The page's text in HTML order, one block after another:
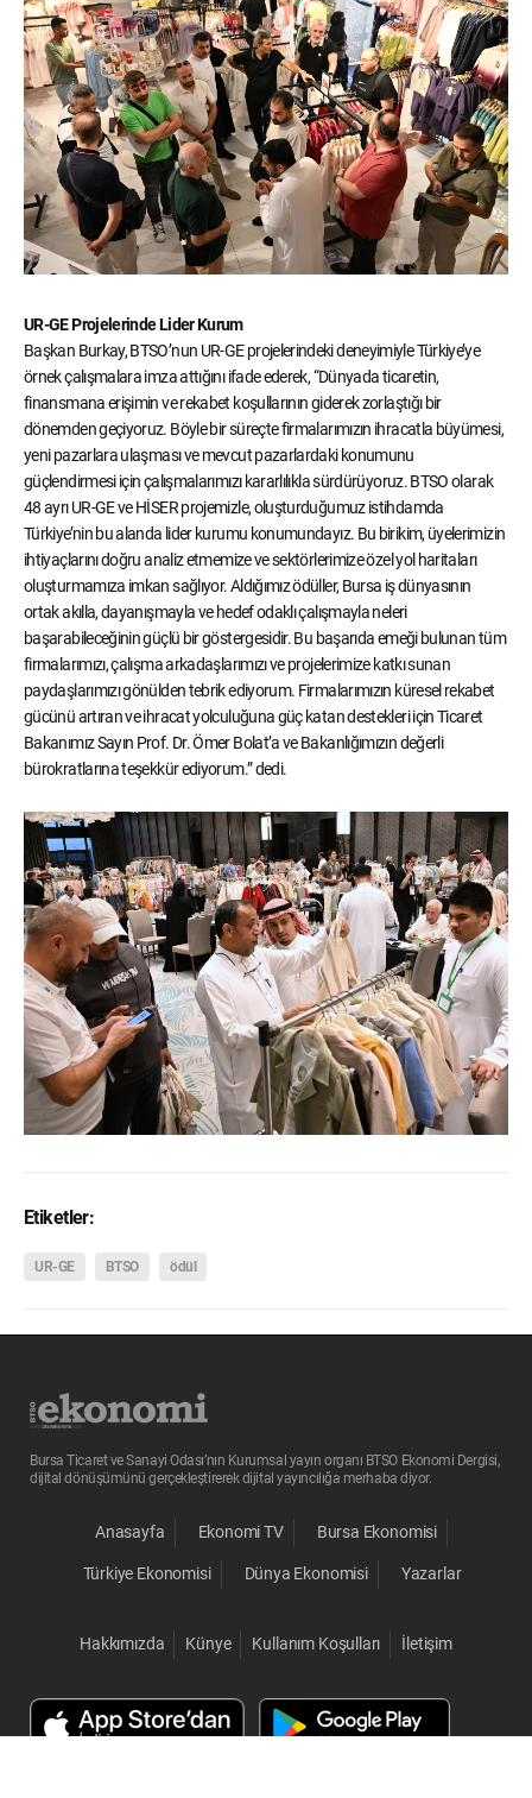
UR-GE Projelerinde Lider Kurum
Başkan Burkay, BTSO’nun UR-GE projelerindeki deneyimiyle Türkiye’ye
örnek çalışmalara imza attığını ifade ederek, “Dünyada ticaretin,
finansmana erişimin ve rekabet koşullarının giderek zorlaştığı bir
dönemden geçiyoruz. Böyle bir süreçte firmalarımızın ihracatla büyümesi,
yeni pazarlara ulaşması ve mevcut pazarlardaki konumunu
güçlendirmesi için çalışmalarımızı kararlılıkla sürdürüyoruz. BTSO olarak
48 ayrı UR-GE ve HİSER projemizle, oluşturduğumuz istihdamda
Türkiye’nin bu alanda lider kurumu konumundayız. Bu birikim, üyelerimizin
ihtiyaçlarını doğru analiz etmemize ve sektörlerimize özel yol haritaları
oluşturmamıza imkan sağlıyor. Aldığımız ödüller, Bursa iş dünyasının
ortak akılla, dayanışmayla ve hedef odaklı çalışmayla neleri
başarabileceğinin güçlü bir göstergesidir. Bu başarıda emeği bulunan tüm
firmalarımızı, çalışma arkadaşlarımızı ve projelerimize katkı sunan
paydaşlarımızı gönülden tebrik ediyorum. Firmalarımızın küresel rekabet
gücünü artıran ve ihracat yolculuğuna güç katan destekleri için Ticaret
Bakanımız Sayın Prof. Dr. Ömer Bolat’a ve Bakanlığımızın değerli
bürokratlarına teşekkür ediyorum.” dedi.
Etiketler:
UR-GE BTSO ödül
Bursa Ticaret ve Sanayi Odası’nın Kurumsal yayın organı BTSO Ekonomi Dergisi,
dijital dönüşümünü gerçekleştirerek dijital yayıncılığa merhaba diyor.
Anasayfa Ekonomi TV Bursa Ekonomisi
Türkiye Ekonomisi Dünya Ekonomisi Yazarlar
Hakkımızda Künye Kullanım Koşulları İletişim